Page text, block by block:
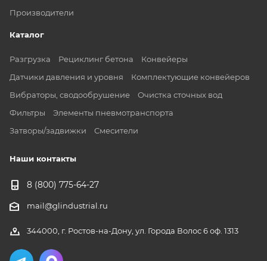
Производители
Каталог
Разгрузка Рециклинг бетона
Конвейеры
Датчики давления и уровня
Комплектующие конвейеров
Вибраторы, сводообрушение
Очистка сточных вод
Фильтры
Элементы пневмотранспорта
Затворы/задвижки
Смесители
Наши контакты
8 (800) 775-64-27
mail@glindustrial.ru
344000, г. Ростов-на-Дону, ул. Города Волос 6 оф. 1313